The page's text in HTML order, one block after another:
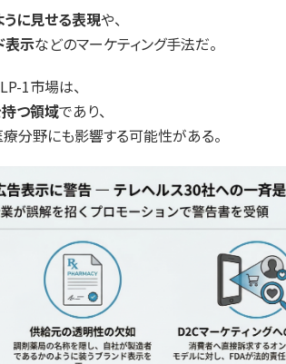
に見せる表現や、
表示などのマーケティング手法だ。
1市場は、
つ領域であり、
分野にも影響する可能性がある。